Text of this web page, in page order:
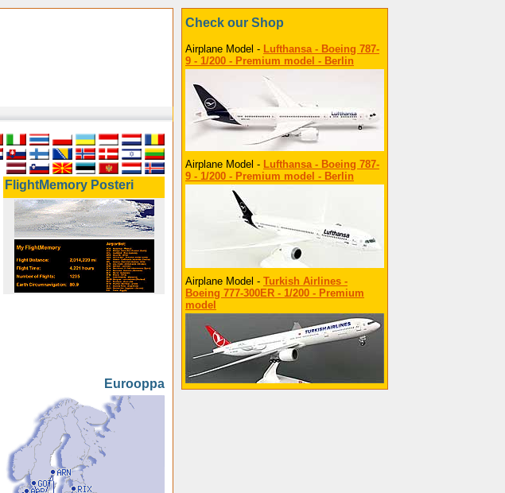
FlightMemory Posteri
Eurooppa
Check our Shop
Airplane Model - Lufthansa - Boeing 787-
9 - 1/200 - Premium model - Berlin
Airplane Model - Lufthansa - Boeing 787-
9 - 1/200 - Premium model - Berlin
Airplane Model - Turkish Airlines -
Boeing 777-300ER - 1/200 - Premium
model